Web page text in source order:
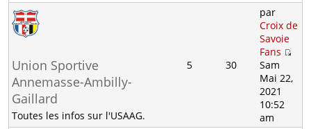
Union Sportive
Annemasse-Ambilly-
Gaillard
Toutes les infos sur l'USAAG.
5 30
par
Croix de
Savoie
Fans
Sam
Mai 22,
2021
10:52
am